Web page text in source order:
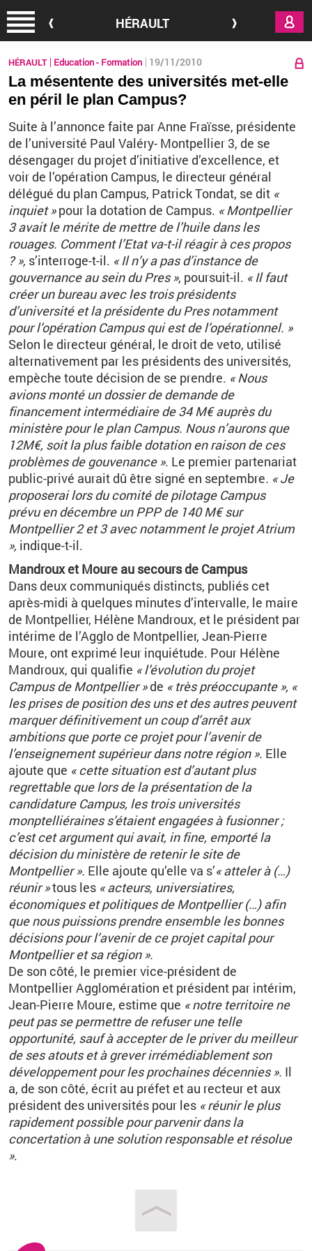
HÉRAULT
HÉRAULT Education - Formation 19/11/2010
La mésentente des universités met-elle
en péril le plan Campus?
Suite à l’annonce faite par Anne Fraïsse, présidente
de l’université Paul Valéry- Montpellier 3, de se
désengager du projet d’initiative d’excellence, et
voir de l’opération Campus, le directeur général
délégué du plan Campus, Patrick Tondat, se dit «
inquiet »pour la dotation de Campus. « Montpellier
3 avait le mérite de mettre de l’huile dans les
rouages. Comment l’Etat va-t-il réagir à ces propos
? », s’interroge-t-il. « Il n’y a pas d’instance de
gouvernance au sein du Pres », poursuit-il. « Il faut
créer un bureau avec les trois présidents
d’université et la présidente du Pres notamment
pour l’opération Campus qui est de l’opérationnel. »
Selon le directeur général, le droit de veto, utilisé
alternativement par les présidents des universités,
empèche toute décision de se prendre. « Nous
avions monté un dossier de demande de
financement intermédiaire de 34 M€ auprès du
ministère pour le plan Campus. Nous n’aurons que
12M€, soit la plus faible dotation en raison de ces
problèmes de gouvenance ». Le premier partenariat
public-privé aurait dû être signé en septembre. « Je
proposerai lors du comité de pilotage Campus
prévu en décembre un PPP de 140 M€ sur
Montpellier 2 et 3 avec notamment le projet Atrium
», indique-t-il.
Mandroux et Moure au secours de Campus
Dans deux communiqués distincts, publiés cet
après-midi à quelques minutes d’intervalle, le maire
de Montpellier, Hélène Mandroux, et le président par
intérime de l’Agglo de Montpellier, Jean-Pierre
Moure, ont exprimé leur inquiétude. Pour Hélène
Mandroux, qui qualifie « l’évolution du projet
Campus de Montpellier »de « très préoccupante », «
les prises de position des uns et des autres peuvent
marquer définitivement un coup d’arrêt aux
ambitions que porte ce projet pour l’avenir de
l’enseignement supérieur dans notre région ». Elle
ajoute que « cette situation est d’autant plus
regrettable que lors de la présentation de la
candidature Campus, les trois universités
monptelliéraines s’étaient engagées à fusionner ;
c’est cet argument qui avait, in fine, emporté la
décision du ministère de retenir le site de
Montpellier ». Elle ajoute qu’elle va s’« atteler à (…)
réunir »tous les « acteurs, universiatires,
économiques et politiques de Montpellier (…) afin
que nous puissions prendre ensemble les bonnes
décisions pour l’avenir de ce projet capital pour
Montpellier et sa région ».
De son côté, le premier vice-président de
Montpellier Agglomération et président par intérim,
Jean-Pierre Moure, estime que « notre territoire ne
peut pas se permettre de refuser une telle
opportunité, sauf à accepter de le priver du meilleur
de ses atouts et à grever irrémédiablement son
développement pour les prochaines décennies ». Il
a, de son côté, écrit au préfet et au recteur et aux
président des universités pour les « réunir le plus
rapidement possible pour parvenir dans la
concertation à une solution responsable et résolue
».